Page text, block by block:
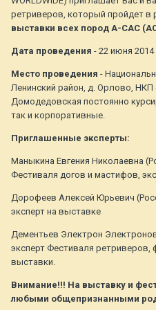
ретриверов, который пройдет в
выставки всех пород A-CAC
Дата проведения - 22 июня 2014
Место проведения -
Ленинский район, д. Орлово, НКП
Домодедовская постоянно
так и корпоративные.
Приглашенные эксперты:
Маныкина Евгения Николаевна
Фестиваля догов и мастифов,
Дорофеев Алексей Юрьевич
эксперт на выставке
Дементьев Электрон
эксперт Фестиваля ретриверов,
выставки.
Внимание!!! На выставку и
любыми общепризнанными